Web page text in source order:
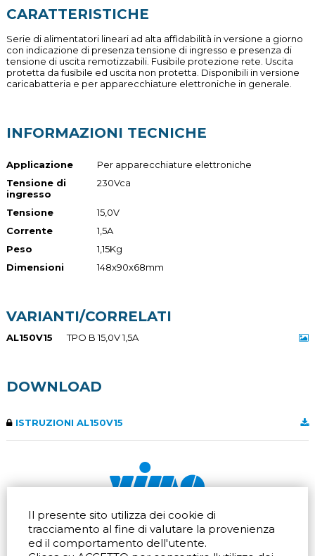
Il presente sito utilizza dei cookie di
tracciamento al fine di valutare la provenienza
ed il comportamento dell'utente.
CARATTERISTICHE
Serie di alimentatori lineari ad alta affidabilità in versione a giorno
con indicazione di presenza tensione di ingresso e presenza di
tensione di uscita remotizzabili. Fusibile protezione rete. Uscita
protetta da fusibile ed uscita non protetta. Disponibili in versione
caricabatteria e per apparecchiature elettroniche in generale.
INFORMAZIONI TECNICHE
Applicazione
Per apparecchiature elettroniche
Tensione di
ingresso
230Vca
Tensione
15,0V
Corrente
1,5A
Peso
1,15Kg
Dimensioni
148x90x68mm
VARIANTI/CORRELATI
AL150V15 TPO B 15,0V 1,5A
DOWNLOAD
ISTRUZIONI AL150V15
Via dell'artigianato 32Q
20865 Usmate Velate (MB)
Indicazioni Stradali
Tel. +39 039 672520
Fax +39 039 672568
Email